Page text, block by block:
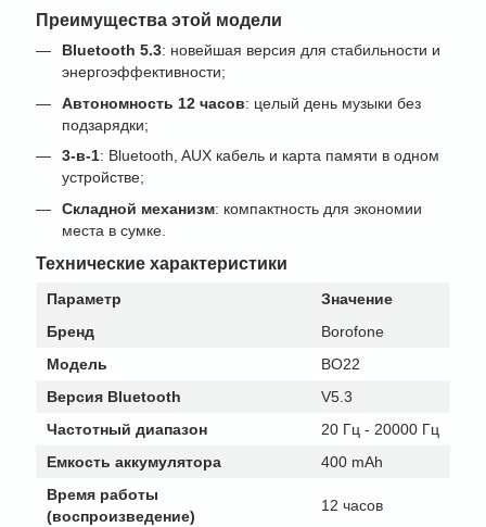
Преимущества этой модели
Bluetooth 5.3: новейшая версия для стабильности и
энергоэффективности;
Автономность 12 часов: целый день музыки без
подзарядки;
3-в-1: Bluetooth, AUX кабель и карта памяти в одном
устройстве;
Складной механизм: компактность для экономии
места в сумке.
Технические характеристики
Параметр
Значение
Бренд
Borofone
Модель
BO22
Версия Bluetooth
V5.3
Частотный диапазон
20 Гц - 20000 Гц
Емкость аккумулятора
400 mAh
Время работы
(воспроизведение)
12 часов